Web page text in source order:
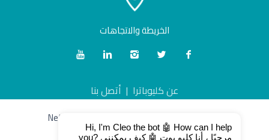
الخريطة والاتجاهات
عن كليوباترا | أتصل بنا
مجموعة مستشفيات كليوباترا - تطوير NetWave
Hi, I'm Cleo the bot 🤖 How can I help
you? مرحبًا ، أنا كليو بوت 🤖 كيف يمكنني